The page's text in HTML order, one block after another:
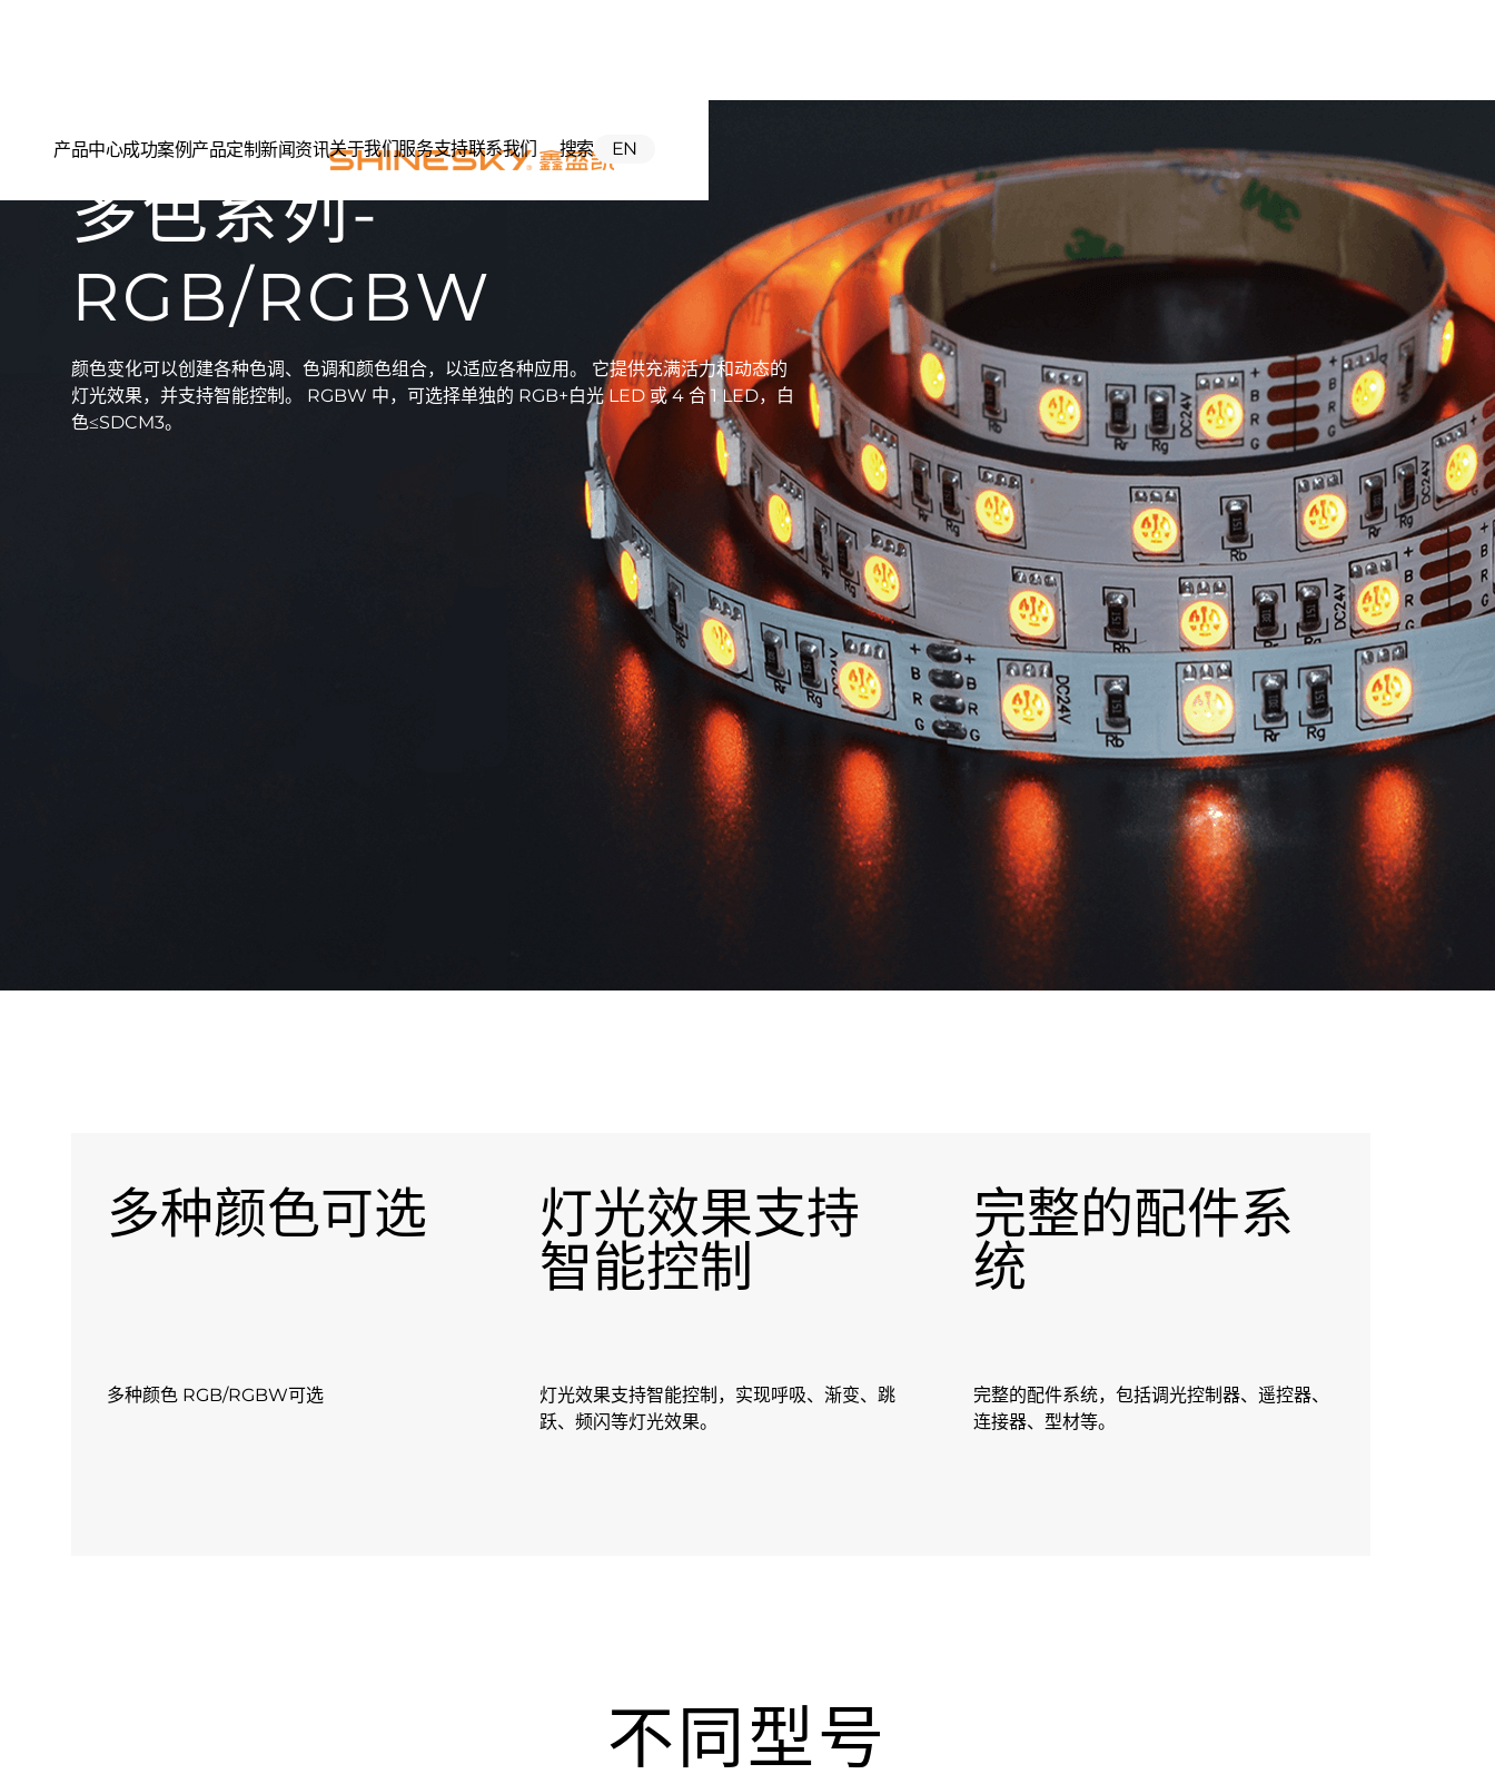
产品中心成功案例 产品定制新闻资讯关于我们服务支持联系我们 搜索 EN
多色系列-
RGB/RGBW
颜色变化可以创建各种色调、色调和颜色组合，以适应各种应用。 它提供充满活力和动态的
灯光效果，并支持智能控制。 RGBW 中，可选择单独的 RGB+白光 LED 或 4 合 1 LED，白
色≤SDCM3。
多种颜色可选
多种颜色 RGB/RGBW可选
灯光效果支持
智能控制
灯光效果支持智能控制，实现呼吸、渐变、跳
跃、频闪等灯光效果。
完整的配件系
统
完整的配件系统，包括调光控制器、遥控器、
连接器、型材等。
不同型号